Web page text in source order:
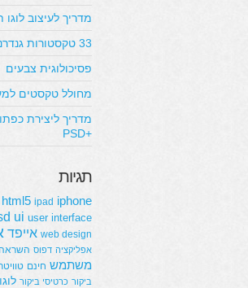
מדריך לעיצוב לוגו
33 טקסטורות גנדרניות
פסיכולוגית צבעים
מחולל טקסטים
מדריך ליצירת
+PSD
תגיות
html5 ipad iphone
ui user interface
web design אייפד
אפליקציה דפוס
משתמש חינם
ביקור כרטיסי ביקור לוגו